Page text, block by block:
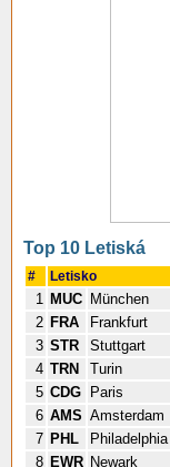
Top 10 Letiská
# Letisko
1 MUC München
2 FRA Frankfurt
3 STR Stuttgart
4 TRN Turin
5 CDG Paris
6 AMS Amsterdam
7 PHL Philadelphia
8 EWR Newark